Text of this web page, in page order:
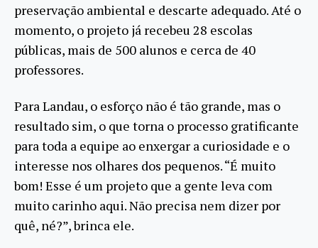
preservação ambiental e descarte adequado. Até o
momento, o projeto já recebeu 28 escolas
públicas, mais de 500 alunos e cerca de 40
professores.
Para Landau, o esforço não é tão grande, mas o
resultado sim, o que torna o processo gratificante
para toda a equipe ao enxergar a curiosidade e o
interesse nos olhares dos pequenos. “É muito
bom! Esse é um projeto que a gente leva com
muito carinho aqui. Não precisa nem dizer por
quê, né?”, brinca ele.